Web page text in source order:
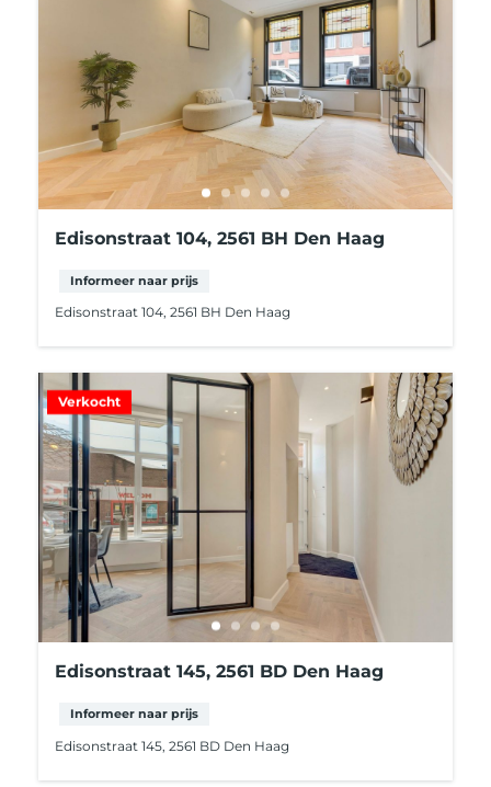
Edisonstraat 104, 2561 BH Den Haag
Informeer naar prijs
Edisonstraat 104, 2561 BH Den Haag
Verkocht
Edisonstraat 145, 2561 BD Den Haag
Informeer naar prijs
Edisonstraat 145, 2561 BD Den Haag